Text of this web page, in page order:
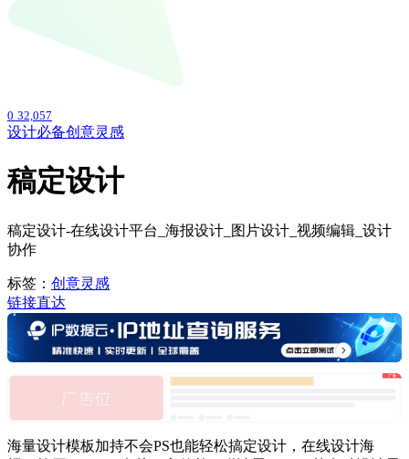
0 32,057
设计必备创意灵感
稿定设计
稿定设计-在线设计平台_海报设计_图片设计_视频编辑_设计
协作
标签： 创意灵感
链接直达
海量设计模板加持不会PS也能轻松搞定设计，在线设计海